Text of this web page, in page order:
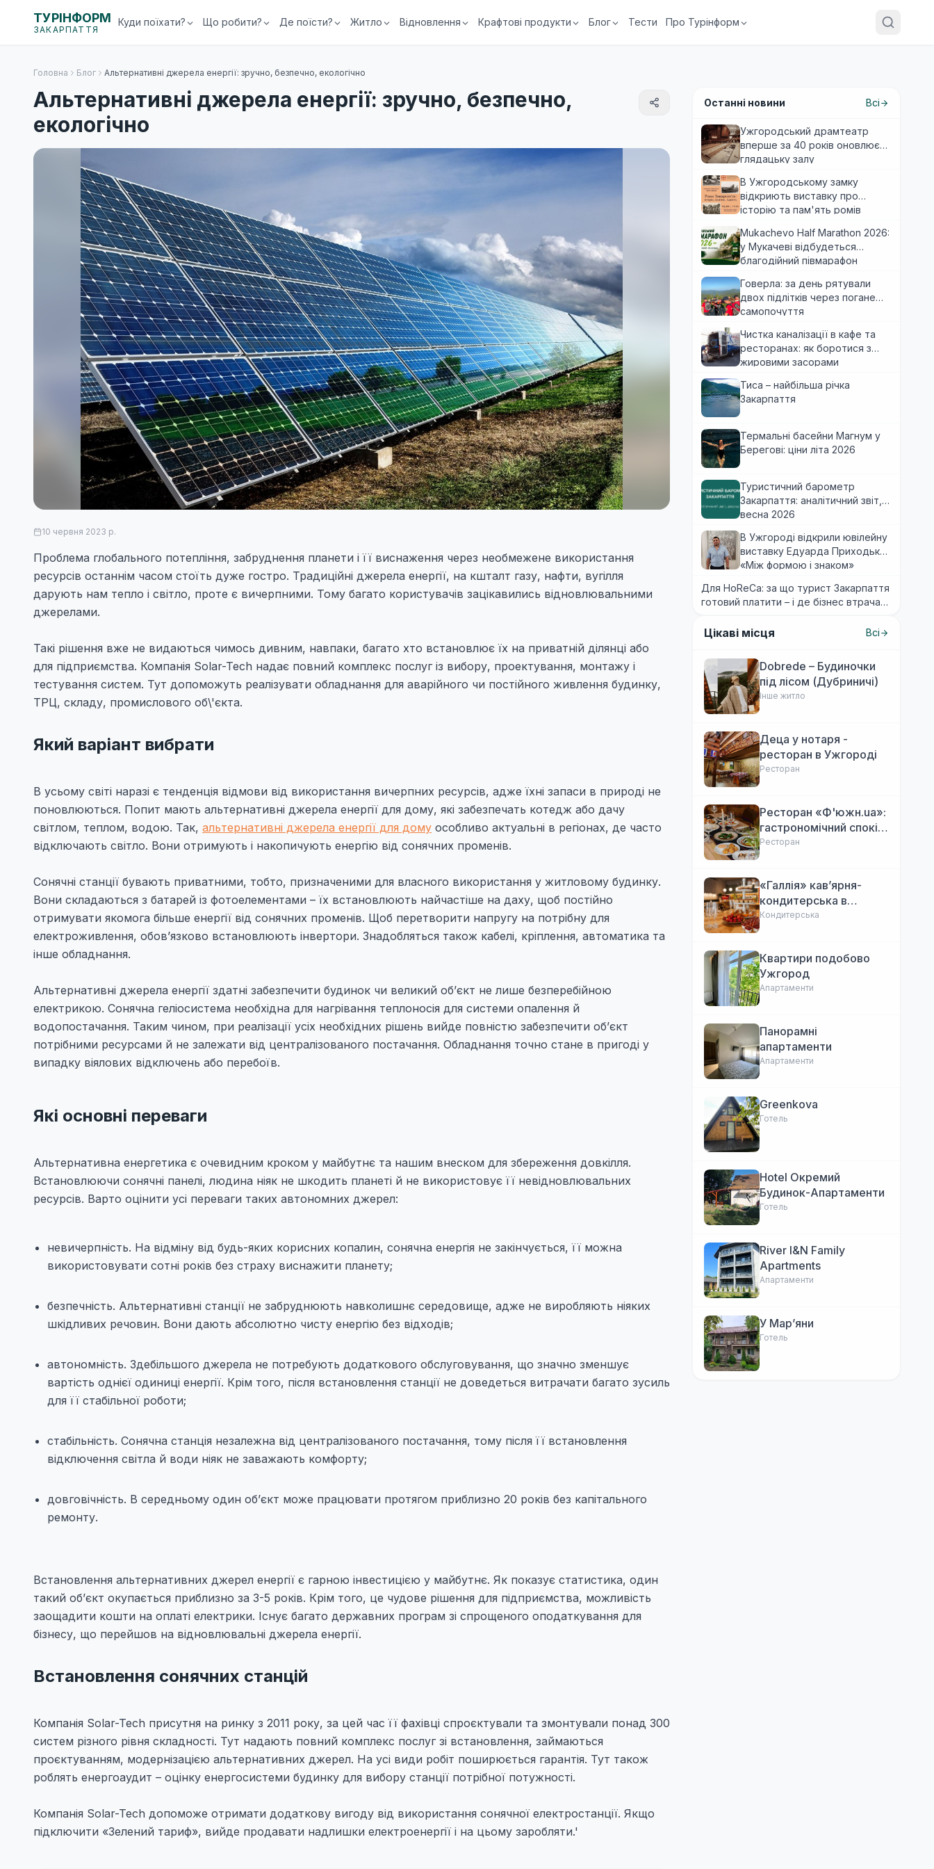
ТУРІНФОРМ
ЗАКАРПАТТЯ
Куди поїхати? Що робити? Де поїсти? Житло Відновлення Крафтові продукти Блог Тести Про Турінформ
Головна Блог Альтернативні джерела енергії: зручно, безпечно, екологічно
Альтернативні джерела енергії: зручно, безпечно,
екологічно
10 червня 2023 р.
Проблема глобального потепління, забруднення планети і її виснаження через необмежене використання
ресурсів останнім часом стоїть дуже гостро. Традиційні джерела енергії, на кшталт газу, нафти, вугілля
дарують нам тепло і світло, проте є вичерпними. Тому багато користувачів зацікавились відновлювальними
джерелами.
Такі рішення вже не видаються чимось дивним, навпаки, багато хто встановлює їх на приватній ділянці або
для підприємства. Компанія Solar-Tech надає повний комплекс послуг із вибору, проектування, монтажу і
тестування систем. Тут допоможуть реалізувати обладнання для аварійного чи постійного живлення будинку,
ТРЦ, складу, промислового об\'єкта.
Який варіант вибрати
В усьому світі наразі є тенденція відмови від використання вичерпних ресурсів, адже їхні запаси в природі не
поновлюються. Попит мають альтернативні джерела енергії для дому, які забезпечать котедж або дачу
світлом, теплом, водою. Так, альтернативні джерела енергії для дому особливо актуальні в регіонах, де часто
відключають світло. Вони отримують і накопичують енергію від сонячних променів.
Сонячні станції бувають приватними, тобто, призначеними для власного використання у житловому будинку.
Вони складаються з батарей із фотоелементами – їх встановлюють найчастіше на даху, щоб постійно
отримувати якомога більше енергії від сонячних променів. Щоб перетворити напругу на потрібну для
електроживлення, обов’язково встановлюють інвертори. Знадобляться також кабелі, кріплення, автоматика та
інше обладнання.
Альтернативні джерела енергії здатні забезпечити будинок чи великий об’єкт не лише безперебійною
електрикою. Сонячна геліосистема необхідна для нагрівання теплоносія для системи опалення й
водопостачання. Таким чином, при реалізації усіх необхідних рішень вийде повністю забезпечити об’єкт
потрібними ресурсами й не залежати від централізованого постачання. Обладнання точно стане в пригоді у
випадку віялових відключень або перебоїв.
Які основні переваги
Альтернативна енергетика є очевидним кроком у майбутнє та нашим внеском для збереження довкілля.
Встановлюючи сонячні панелі, людина ніяк не шкодить планеті й не використовує її невідновлювальних
ресурсів. Варто оцінити усі переваги таких автономних джерел:
невичерпність. На відміну від будь-яких корисних копалин, сонячна енергія не закінчується, її можна
використовувати сотні років без страху виснажити планету;
безпечність. Альтернативні станції не забруднюють навколишнє середовище, адже не виробляють ніяких
шкідливих речовин. Вони дають абсолютно чисту енергію без відходів;
автономність. Здебільшого джерела не потребують додаткового обслуговування, що значно зменшує
вартість однієї одиниці енергії. Крім того, після встановлення станції не доведеться витрачати багато зусиль
для її стабільної роботи;
стабільність. Сонячна станція незалежна від централізованого постачання, тому після її встановлення
відключення світла й води ніяк не заважають комфорту;
довговічність. В середньому один об’єкт може працювати протягом приблизно 20 років без капітального
ремонту.
Встановлення альтернативних джерел енергії є гарною інвестицією у майбутнє. Як показує статистика, один
такий об’єкт окупається приблизно за 3-5 років. Крім того, це чудове рішення для підприємства, можливість
заощадити кошти на оплаті електрики. Існує багато державних програм зі спрощеного оподаткування для
бізнесу, що перейшов на відновлювальні джерела енергії.
Встановлення сонячних станцій
Компанія Solar-Tech присутня на ринку з 2011 року, за цей час її фахівці спроєктували та змонтували понад 300
систем різного рівня складності. Тут надають повний комплекс послуг зі встановлення, займаються
проєктуванням, модернізацією альтернативних джерел. На усі види робіт поширюється гарантія. Тут також
роблять енергоаудит – оцінку енергосистеми будинку для вибору станції потрібної потужності.
Компанія Solar-Tech допоможе отримати додаткову вигоду від використання сонячної електростанції. Якщо
підключити «Зелений тариф», вийде продавати надлишки електроенергії і на цьому заробляти.'
Останні новини Всі
Ужгородський драмтеатр
вперше за 40 років оновлює
глядацьку залу
В Ужгородському замку
відкриють виставку про
історію та пам'ять ромів
Mukachevo Half Marathon 2026:
у Мукачеві відбудеться
благодійний півмарафон
Говерла: за день рятували
двох підлітків через погане
самопочуття
Чистка каналізації в кафе та
ресторанах: як боротися з
жировими засорами
Тиса – найбільша річка
Закарпаття
Термальні басейни Магнум у
Берегові: ціни літа 2026
Туристичний барометр
Закарпаття: аналітичний звіт,
весна 2026
В Ужгороді відкрили ювілейну
виставку Едуарда Приходька
«Між формою і знаком»
Для HoReCa: за що турист Закарпаття
готовий платити – і де бізнес втрачає
Цікаві місця Всі
Dobrede – Будиночки
під лісом (Дубриничі)
Інше житло
Деца у нотаря -
ресторан в Ужгороді
Ресторан
Ресторан «Ф'южн.ua»:
гастрономічний спокій
Ужгорода. Авторська
Ресторан
«Галлія» кав’ярня-
кондитерська в
Ужгороді
Кондитерська
Квартири подобово
Ужгород
Апартаменти
Панорамні
апартаменти
Апартаменти
Greenkova
Готель
Hotel Окремий
Будинок-Апартаменти
Готель
River I&N Family
Apartments
Апартаменти
У Марʼяни
Готель